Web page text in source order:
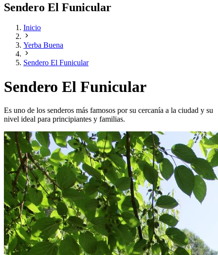
Sendero El Funicular
Inicio
Yerba Buena
Sendero El Funicular
Sendero El Funicular
Es uno de los senderos más famosos por su cercanía a la ciudad y su
nivel ideal para principiantes y familias.